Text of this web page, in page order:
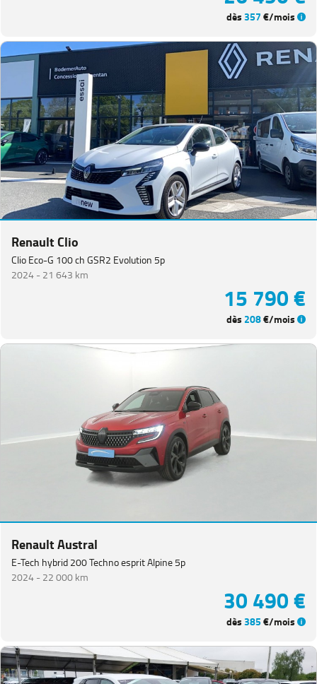
dès357€/mois
Renault Clio
Clio Eco-G 100 ch GSR2 Evolution 5p
2024 -21 643 km
15 790 €
dès 208€/mois
Renault Austral
E-Tech hybrid 200 Techno esprit Alpine 5p
2024 -22 000 km
30 490 €
dès385€/mois